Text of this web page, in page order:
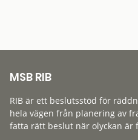
MSB RIB
RIB är ett beslutsstöd för
hela vägen från planering av
fatta rätt beslut när olyckan är